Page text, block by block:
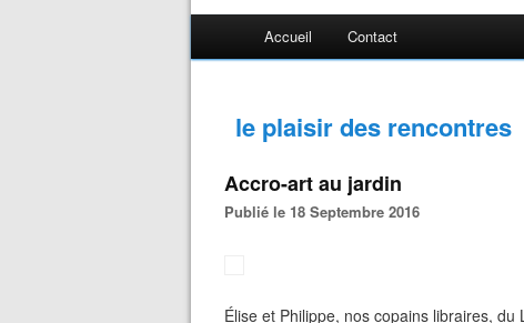
Accueil Contact
le plaisir des rencontres
Accro-art au jardin
Publié le 18 Septembre 2016
Élise et Philippe, nos copains libraires,